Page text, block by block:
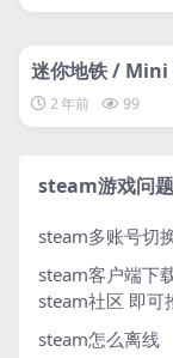
迷你地铁 /
2 年前 99
steam游戏问
steam多账号切
steam客户端下
steam社区 即可
steam怎么离线